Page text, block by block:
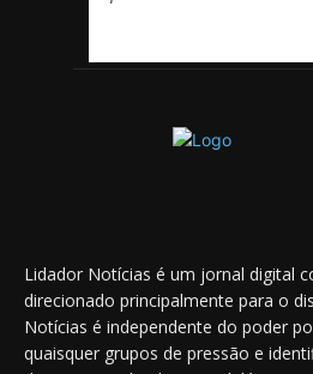
Lidador Notícias é um jornal digital
direcionado principalmente para o
Notícias é independente do poder
quaisquer grupos de pressão e